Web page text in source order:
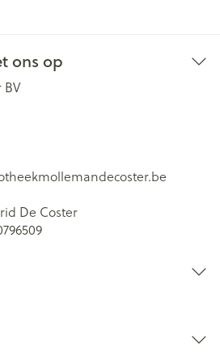
ons op
De Coster